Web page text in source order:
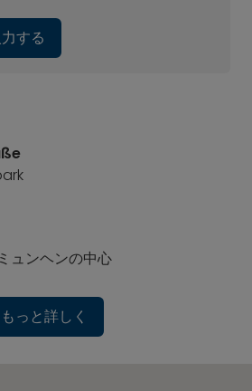
する
ュンヘンの中心
っと詳しく